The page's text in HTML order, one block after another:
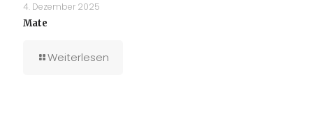
4. Dezember 2025
Mate
Weiterlesen